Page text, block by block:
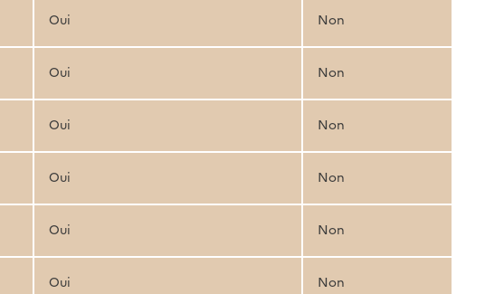
Oui Non
Oui Non
Oui Non
Oui Non
Oui Non
Oui Non